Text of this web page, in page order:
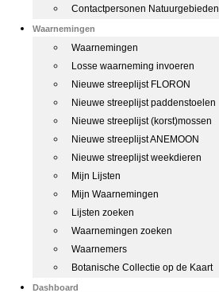
Contactpersonen Natuurgebieden
Waarnemingen
Waarnemingen
Losse waarneming invoeren
Nieuwe streeplijst FLORON
Nieuwe streeplijst paddenstoelen
Nieuwe streeplijst (korst)mossen
Nieuwe streeplijst ANEMOON
Nieuwe streeplijst weekdieren
Mijn Lijsten
Mijn Waarnemingen
Lijsten zoeken
Waarnemingen zoeken
Waarnemers
Botanische Collectie op de Kaart
Dashboard